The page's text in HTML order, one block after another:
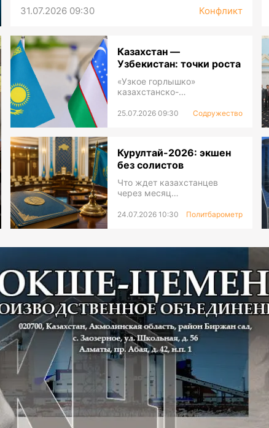
31.07.2026 09:30
Конфликт
Казахстан —
Узбекистан: точки роста
«Узкое горлышко»
казахстанско-
приграничья
25.07.2026 09:30 Содружество
Курултай-2026: экшен
без солистов
Что ждет казахстанцев
через месяц…
24.07.2026 10:30 Политбарометр